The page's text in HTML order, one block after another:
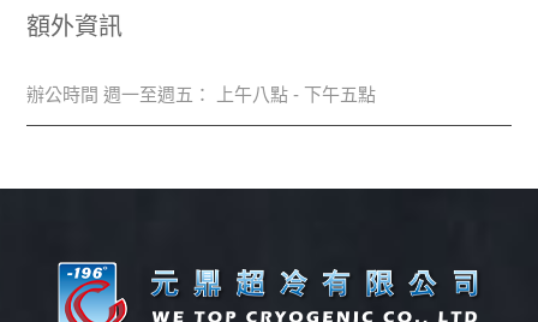
額外資訊
辦公時間 週一至週五： 上午八點 - 下午五點